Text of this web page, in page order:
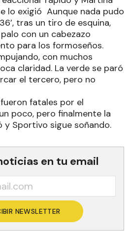
lo exigió Aunque nada pudo
tras un tiro de esquina,
con un cabezazo
para los formoseños.
con muchos
claridad. La verde se paró
el tercero, pero no
fatales por el
poco, pero finalmente la
y Sportivo sigue soñando.
en tu email
NEWSLETTER